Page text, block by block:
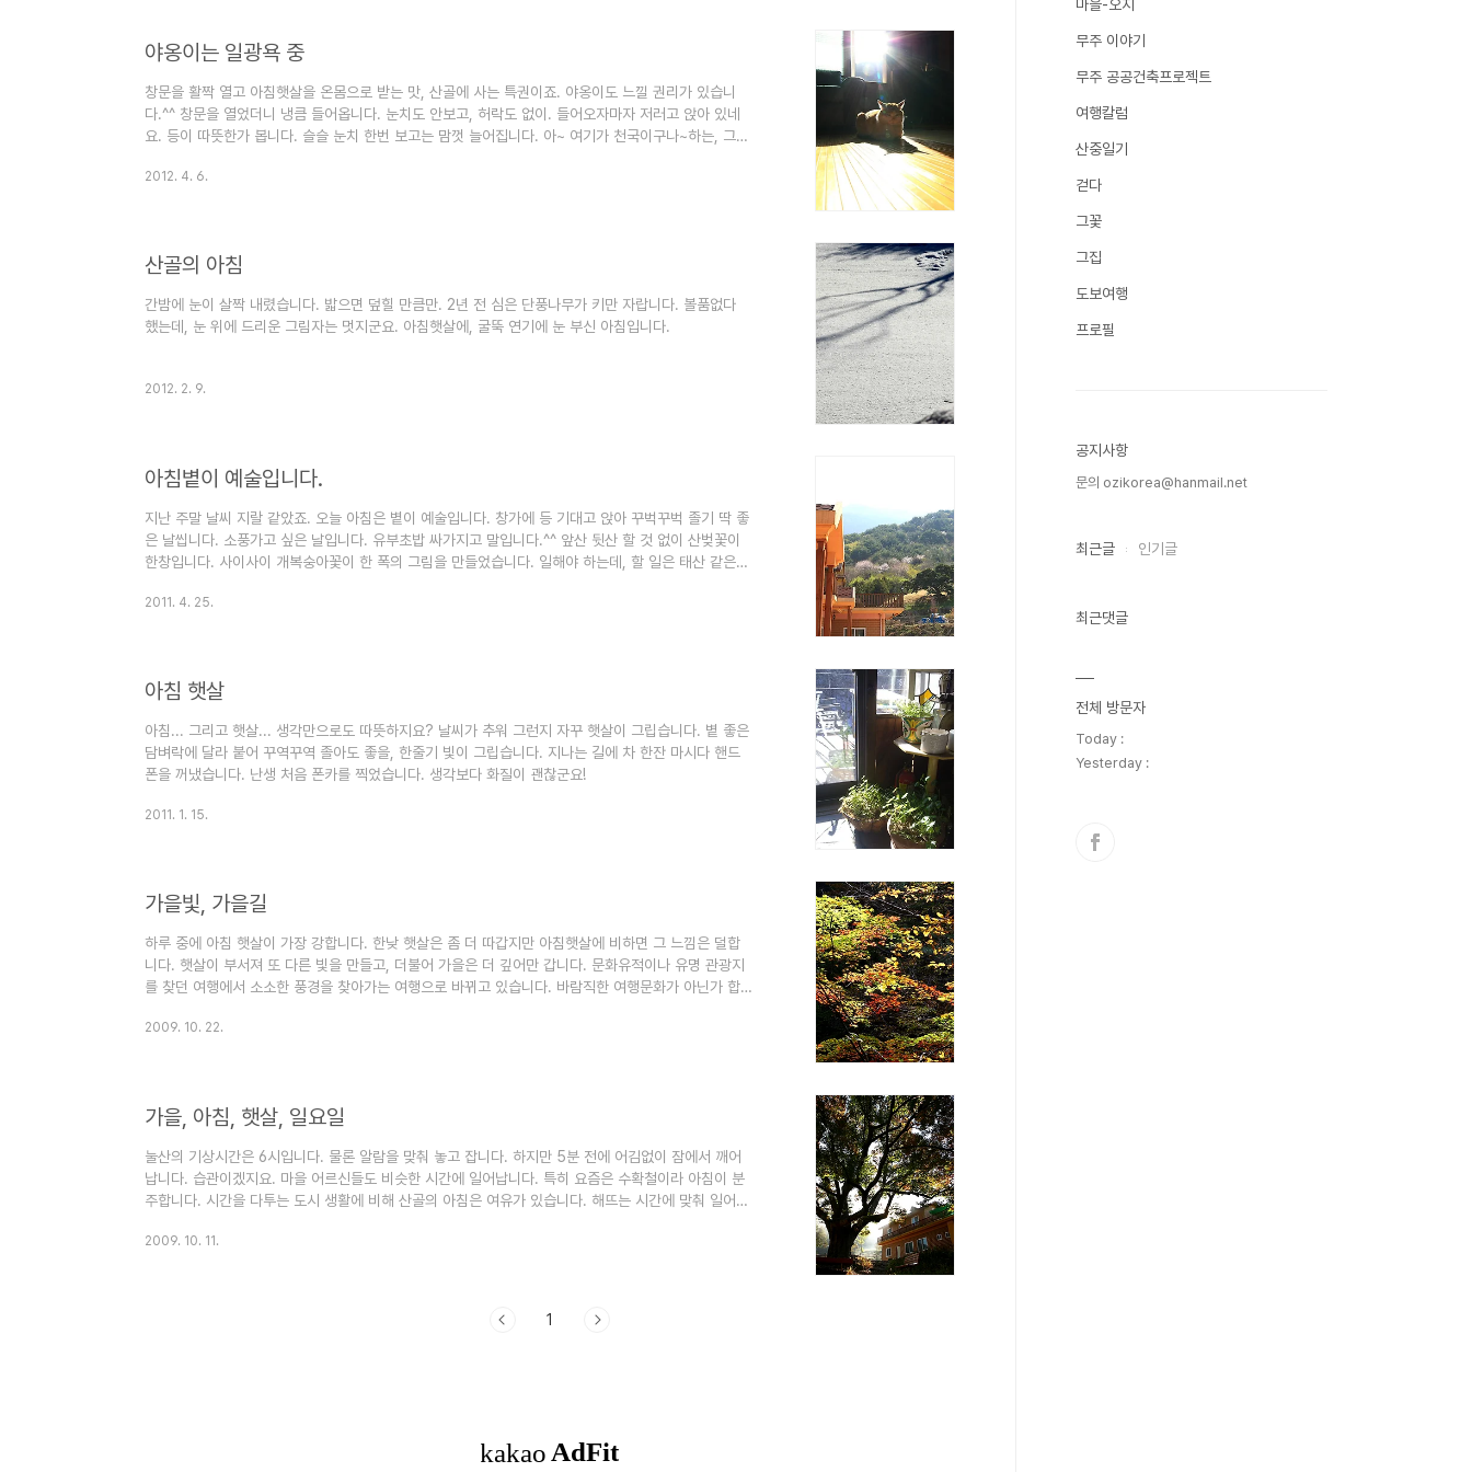
야옹이는 일광욕 중
창문을 활짝 열고 아침햇살을 온몸으로 받는 맛, 산골에 사는 특권이죠. 야옹이도 느낄 권리가 있습니
다.^^ 창문을 열었더니 냉큼 들어옵니다. 눈치도 안보고, 허락도 없이. 들어오자마자 저러고 앉아 있네
요. 등이 따뜻한가 봅니다. 슬슬 눈치 한번 보고는 맘껏 늘어집니다. 아~ 여기가 천국이구나~하는, 그런
까. 자라! 난 청소한다.^^
2012. 4. 6.
산골의 아침
간밤에 눈이 살짝 내렸습니다. 밟으면 덮힐 만큼만. 2년 전 심은 단풍나무가 키만 자랍니다. 볼품없다
했는데, 눈 위에 드리운 그림자는 멋지군요. 아침햇살에, 굴뚝 연기에 눈 부신 아침입니다.
2012. 2. 9.
아침볕이 예술입니다.
지난 주말 날씨 지랄 같았죠. 오늘 아침은 볕이 예술입니다. 창가에 등 기대고 앉아 꾸벅꾸벅 졸기 딱 좋
은 날씹니다. 소풍가고 싶은 날입니다. 유부초밥 싸가지고 말입니다.^^ 앞산 뒷산 할 것 없이 산벚꽃이
한창입니다. 사이사이 개복숭아꽃이 한 폭의 그림을 만들었습니다. 일해야 하는데, 할 일은 태산 같은
창가입니다.^^
2011. 4. 25.
아침 햇살
아침... 그리고 햇살... 생각만으로도 따뜻하지요? 날씨가 추워 그런지 자꾸 햇살이 그립습니다. 볕 좋은
담벼락에 달라 붙어 꾸역꾸역 졸아도 좋을, 한줄기 빛이 그립습니다. 지나는 길에 차 한잔 마시다 핸드
폰을 꺼냈습니다. 난생 처음 폰카를 찍었습니다. 생각보다 화질이 괜찮군요!
2011. 1. 15.
가을빛, 가을길
하루 중에 아침 햇살이 가장 강합니다. 한낮 햇살은 좀 더 따갑지만 아침햇살에 비하면 그 느낌은 덜합
니다. 햇살이 부서져 또 다른 빛을 만들고, 더불어 가을은 더 깊어만 갑니다. 문화유적이나 유명 관광지
를 찾던 여행에서 소소한 풍경을 찾아가는 여행으로 바뀌고 있습니다. 바람직한 여행문화가 아닌가 합
차가 뒤엉켜 단풍구경보다 사람구경하고 왔다는 얘기가 나올 정도니까요. 1년에 딱 한번 만날 수 있는
2009. 10. 22.
가을, 아침, 햇살, 일요일
눌산의 기상시간은 6시입니다. 물론 알람을 맞춰 놓고 잡니다. 하지만 5분 전에 어김없이 잠에서 깨어
납니다. 습관이겠지요. 마을 어르신들도 비슷한 시간에 일어납니다. 특히 요즘은 수확철이라 아침이 분
주합니다. 시간을 다투는 도시 생활에 비해 산골의 아침은 여유가 있습니다. 해뜨는 시간에 맞춰 일어나
가을 분위기가 좀 나나요? 쓰레기 버리러 가는 길에 만난 아침햇살이 눈부십니다. 그래서 카메라를 들
2009. 10. 11.
1
마을-오지
무주 이야기
무주 공공건축프로젝트
여행칼럼
산중일기
걷다
그꽃
그집
도보여행
프로필
공지사항
문의 ozikorea@hanmail.net
최근글 인기글
최근댓글
전체 방문자
Today :
Yesterday :